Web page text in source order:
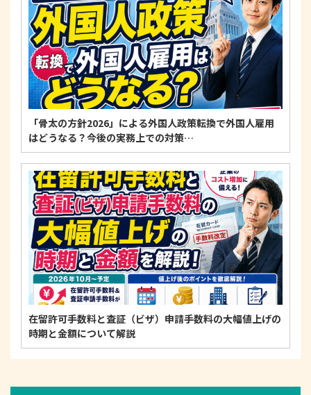
「骨太の方針2026」による外国人政策転換で外国人雇用
はどうなる？今後の実務上での対策…
在留許可手数料と査証（ビザ）申請手数料の大幅値上げの
時期と金額について解説